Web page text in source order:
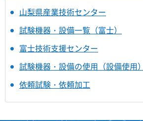
山梨県産業技術センター
試験機器・設備一覧（富士）
富士技術支援センター
試験機器・設備の使用（設備使用）
依頼試験・依頼加工